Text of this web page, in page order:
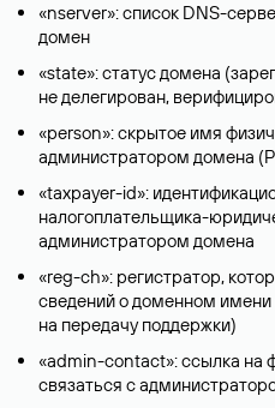
«nserver»: список DNS-
домен
«state»: статус домена
не делегирован,
«person»: скрытое имя
администратором домена
«taxpayer-id»:
налогоплательщика-
администратором домена
«reg-ch»: регистратор,
сведений о доменном
на передачу поддержки)
«admin-contact»: ссылка на
связаться с